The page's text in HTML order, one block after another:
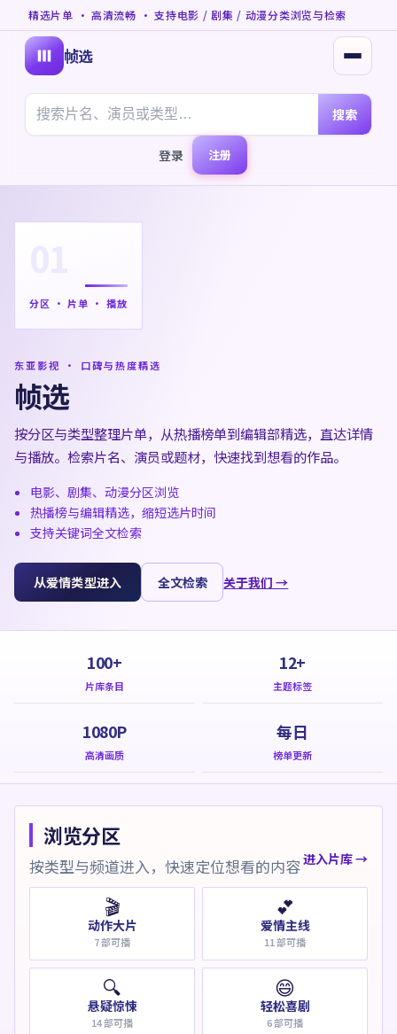
精选片单 · 高清流畅 · 支持电影 / 剧集 / 动漫分类浏览与检索
帧选 打开
搜索
登录 注册
分区 · 片单 · 播放
东亚影视 · 口碑与热度精选
帧选
按分区与类型整理片单，从热播榜单到编辑部精选，直达详情
与播放。检索片名、演员或题材，快速找到想看的作品。
电影、剧集、动漫分区浏览
热播榜与编辑精选，缩短选片时间
支持关键词全文检索
从爱情类型进入 全文检索 关于我们 →
100+
片库条目
12+
主题标签
1080P
高清画质
每日
榜单更新
浏览分区
按类型与频道进入，快速定位想看的内容进入片库 →
🎬
动作大片
7部可播
💕
爱情主线
11部可播
🔍
悬疑惊悚
14部可播
😄
轻松喜剧
6部可播